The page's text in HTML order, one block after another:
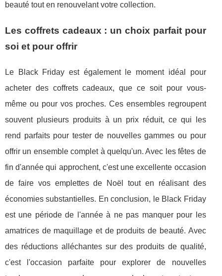
beauté tout en renouvelant votre collection.
Les coffrets cadeaux : un choix parfait pour
soi et pour offrir
Le Black Friday est également le moment idéal pour
acheter des coffrets cadeaux, que ce soit pour vous-
même ou pour vos proches. Ces ensembles regroupent
souvent plusieurs produits à un prix réduit, ce qui les
rend parfaits pour tester de nouvelles gammes ou pour
offrir un ensemble complet à quelqu'un. Avec les fêtes de
fin d'année qui approchent, c'est une excellente occasion
de faire vos emplettes de Noël tout en réalisant des
économies substantielles. En conclusion, le Black Friday
est une période de l'année à ne pas manquer pour les
amatrices de maquillage et de produits de beauté. Avec
des réductions alléchantes sur des produits de qualité,
c'est l'occasion parfaite pour explorer de nouvelles